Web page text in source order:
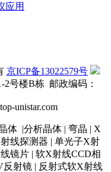
应用
京ICP备13022579号
2号楼B栋 邮政编码：
unistar.com
体 |分析晶体 | 弯晶 | X
线探测器 | 单光子X射
镜片 | 软X射线CCD相
射镜 | 反射式软X射线